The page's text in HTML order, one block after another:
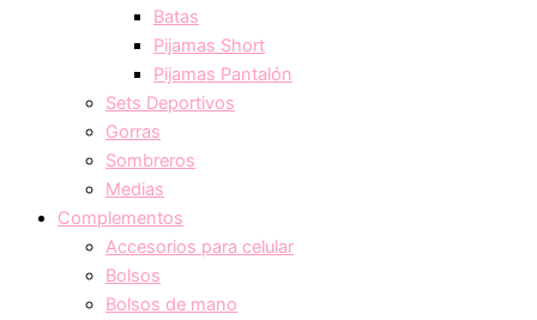
Batas
Pijamas Short
Pijamas Pantalón
Sets Deportivos
Gorras
Sombreros
Medias
Complementos
Accesorios para celular
Bolsos
Bolsos de mano